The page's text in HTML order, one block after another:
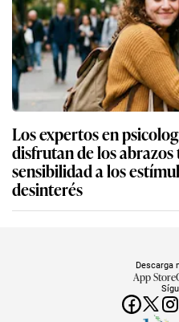
Los expertos en
disfrutan de los
sensibilidad a los
desinterés
Descarga
App Store